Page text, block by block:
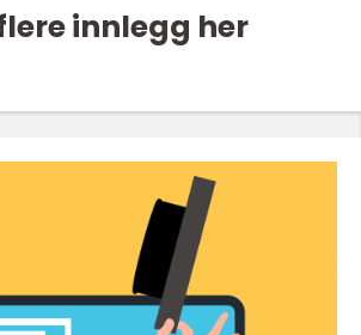
innlegg her